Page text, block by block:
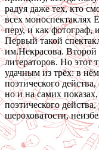
радуя даже тех, кто
всех моноспектаклях
перу, и как фотограф,
Первый такой
им.Некрасова. Второй
литераторов. Но этот
удачным из трёх: в
поэтического
но и на самих
поэтического
шероховатости,